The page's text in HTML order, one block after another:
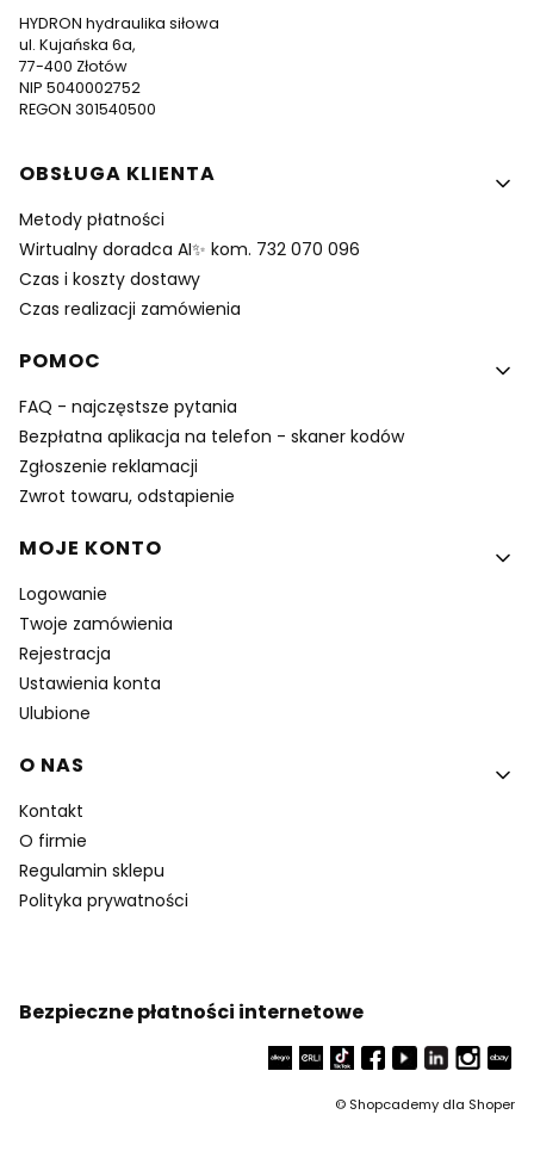
HYDRON hydraulika siłowa
ul. Kujańska 6a,
77-400 Złotów
NIP 5040002752
REGON 301540500
Linki w stopce
OBSŁUGA KLIENTA
Metody płatności
Wirtualny doradca AI✨ kom. 732 070 096
Czas i koszty dostawy
Czas realizacji zamówienia
POMOC
FAQ - najczęstsze pytania
Bezpłatna aplikacja na telefon - skaner kodów
Zgłoszenie reklamacji
Zwrot towaru, odstapienie
MOJE KONTO
Logowanie
Twoje zamówienia
Rejestracja
Ustawienia konta
Ulubione
O NAS
Kontakt
O firmie
Regulamin sklepu
Polityka prywatności
Bezpieczne płatności internetowe
© Shopcademy dla Shoper